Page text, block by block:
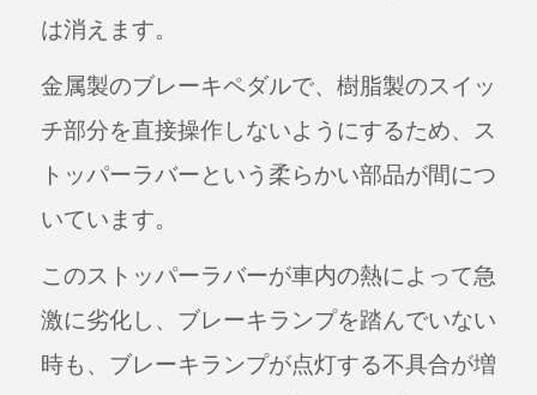
は消えます。
金属製のブレーキペダルで、樹脂製のスイッ
チ部分を直接操作しないようにするため、ス
トッパーラバーという柔らかい部品が間につ
いています。
このストッパーラバーが車内の熱によって急
激に劣化し、ブレーキランプを踏んでいない
時も、ブレーキランプが点灯する不具合が増